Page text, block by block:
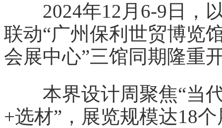
2024年12月6-9日，以
联动“广州保利世贸博览
会展中心”三馆同期隆重
本界设计周聚焦“当代
+选材”，展览规模达18